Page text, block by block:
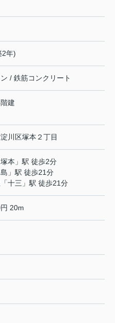
2年)
/ 鉄筋コンクリート
建
川区塚本 ２丁目
塚本 」駅 徒歩2分
」駅 徒歩21分
「十三 」駅 徒歩21分
20m